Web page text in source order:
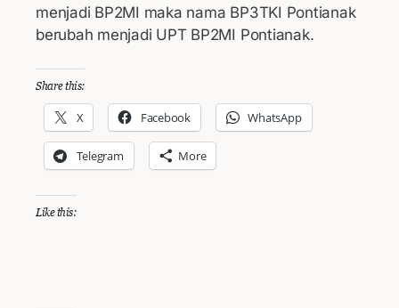
menjadi BP2MI maka nama BP3TKI Pontianak
berubah menjadi UPT BP2MI Pontianak.
Share this:
X Facebook WhatsApp
Telegram More
Like this: